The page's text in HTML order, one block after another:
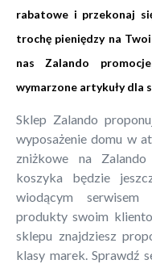
rabatowe i przekonaj
trochę pieniędzy na
nas Zalando
wymarzone artykuły dla
Sklep Zalando
wyposażenie domu w
zniżkowe na
koszyka będzie
wiodącym serwisem
produkty swoim
sklepu znajdziesz
klasy marek. Sprawdź